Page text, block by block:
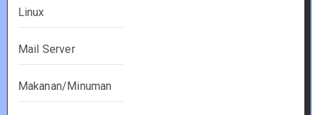
Linux
Mail Server
Makanan/Minuman